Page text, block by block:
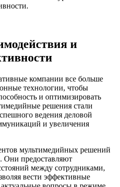
и
компании все больше
технологии, чтобы
и оптимизировать
решения стали
ведения деловой
и увеличения
мультимедийных решений
Они предоставляют
между сотрудниками,
вести эффективные